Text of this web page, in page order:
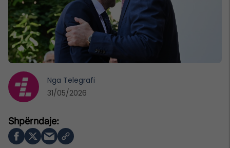
Nga Telegrafi
31/05/2026